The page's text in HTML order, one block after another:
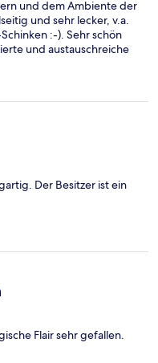
und dem Ambiente der
und sehr lecker, v.a.
:-). Sehr schön
und austauschreiche
gerne wieder.
Der Besitzer ist ein
Flair sehr gefallen.